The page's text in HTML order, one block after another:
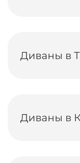
Диваны в
Диваны в